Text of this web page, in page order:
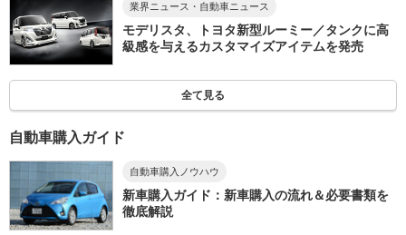
業界ニュース・自動車ニュース
モデリスタ、トヨタ新型ルーミー／タンクに高
級感を与えるカスタマイズアイテムを発売
全て見る
自動車購入ガイド
自動車購入ノウハウ
新車購入ガイド：新車購入の流れ＆必要書類を
徹底解説